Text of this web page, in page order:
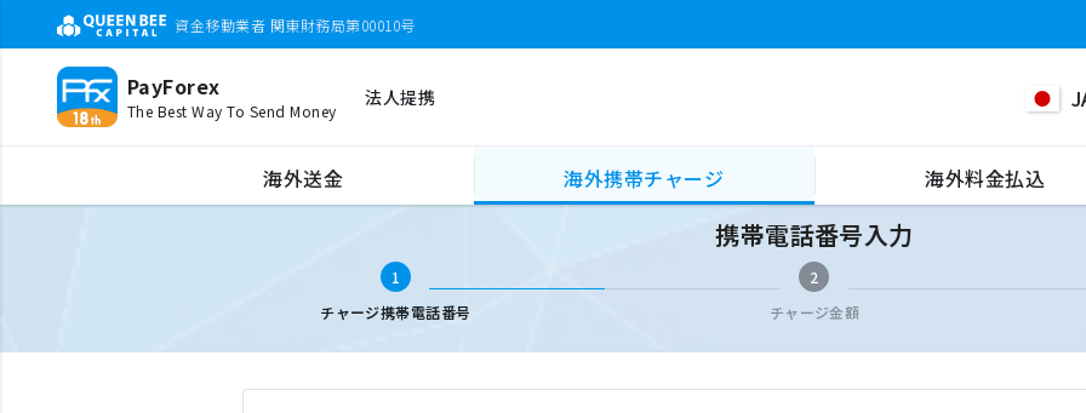
資金移動業者 関東財務局第00010号
PayForex
The Best Way To Send Money
法人提携
海外送金 海外携帯チャージ 海外料金払込
携帯電話番号入力
携帯電話番号入力
1
チャージ携帯電話番号
2
チャージ金額